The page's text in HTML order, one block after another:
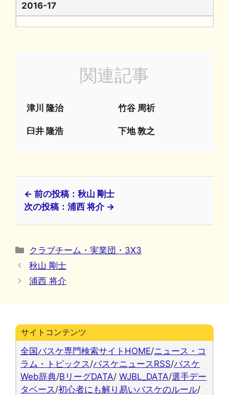
2016-17
関連記事
津川 隆治 竹谷 周祈
臼井 隆浩 下地 敦之
← 前の投稿：秋山 剛士
次の投稿：浦西 将介 →
カ
テ
リ
クラブチーム・実業団・3X3
秋山 剛士
浦西 将介
サイトコンテンツ
全国バスケ専門検索サイトHOME/ニュース・コ
ラム・トピックス /バスケニュースRSS/バスケ
Web辞典/BリーグDATA/ WJBL_DATA/選手デー
タベース /初心者にも解り易いバスケのルール/